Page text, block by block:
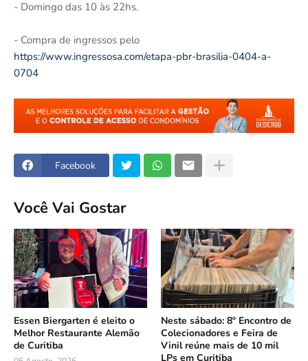
- Domingo das 10 às 22hs.
- Compra de ingressos pelo
https://www.ingressosa.com/etapa-pbr-brasilia-0404-a-
0704
Facebook
Você Vai Gostar
Essen Biergarten é eleito o
Melhor Restaurante Alemão
de Curitiba
Neste sábado: 8º Encontro de
Colecionadores e Feira de
Vinil reúne mais de 10 mil
LPs em Curitiba